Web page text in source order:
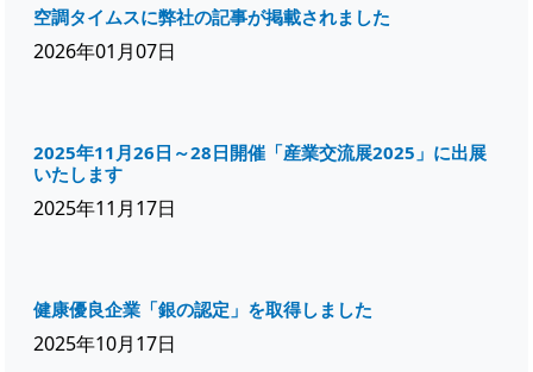
空調タイムスに弊社の記事が掲載されました
2026年01月07日
2025年11月26日～28日開催「産業交流展2025」に出展
いたします
2025年11月17日
健康優良企業「銀の認定」を取得しました
2025年10月17日